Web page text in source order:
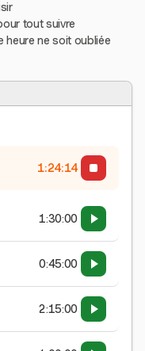
tout suivre
heure ne soit oubliée
1:24:15
1:30:00
0:45:00
2:15:00